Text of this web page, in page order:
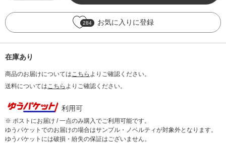
284 お気に入りに登録
在庫あり
商品のお届けについては こちら よりご確認ください。
送料については こちら よりご確認ください。
利用可
※ ポストにお届け / 一点のみ購入でご利用可能です。
ゆうパケットでのお届けの場合はサンプル・ノベルティが対象外となります。
ゆうパケットには破損・紛失の保証はございません。